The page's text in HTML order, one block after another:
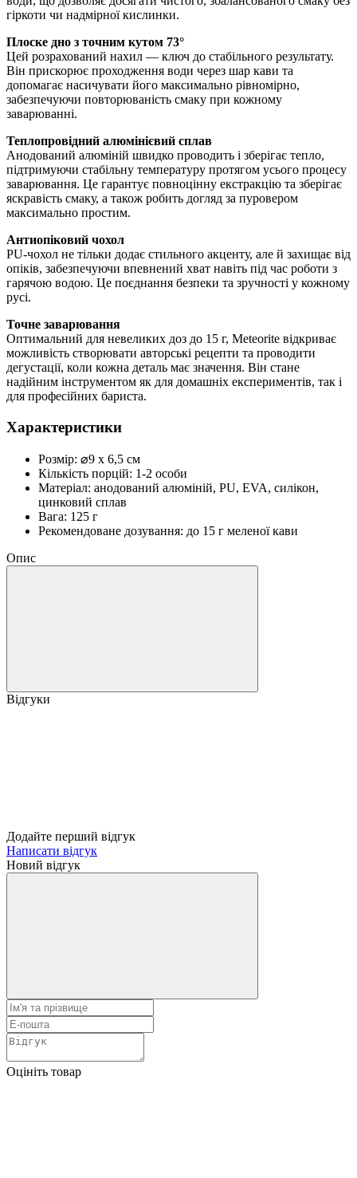
гіркоти чи надмірної кислинки.
Плоске дно з точним кутом 73°
Цей розрахований нахил — ключ до стабільного результату.
Він прискорює проходження води через шар кави та
допомагає насичувати його максимально рівномірно,
забезпечуючи повторюваність смаку при кожному
заварюванні.
Теплопровідний алюмінієвий сплав
Анодований алюміній швидко проводить і зберігає тепло,
підтримуючи стабільну температуру протягом усього процесу
заварювання. Це гарантує повноцінну екстракцію та зберігає
яскравість смаку, а також робить догляд за пуровером
максимально простим.
Антиопіковий чохол
PU-чохол не тільки додає стильного акценту, але й захищає від
опіків, забезпечуючи впевнений хват навіть під час роботи з
гарячою водою. Це поєднання безпеки та зручності у кожному
русі.
Точне заварювання
Оптимальний для невеликих доз до 15 г, Meteorite відкриває
можливість створювати авторські рецепти та проводити
дегустації, коли кожна деталь має значення. Він стане
надійним інструментом як для домашніх експериментів, так і
для професійних бариста.
Характеристики
Розмір: ⌀9 х 6,5 см
Кількість порцій: 1-2 особи
Матеріал: анодований алюміній, PU, EVA, силікон,
цинковий сплав
Вага: 125 г
Рекомендоване дозування: до 15 г меленої кави
Опис
Відгуки
Додайте перший відгук
Написати відгук
Новий відгук
Оцініть товар